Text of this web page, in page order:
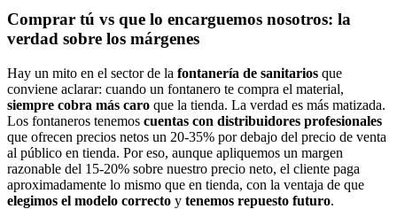
Comprar tú vs que lo encarguemos nosotros: la
verdad sobre los márgenes
Hay un mito en el sector de la fontanería de sanitarios que
conviene aclarar: cuando un fontanero te compra el material,
siempre cobra más caro que la tienda. La verdad es más matizada.
Los fontaneros tenemos cuentas con distribuidores profesionales
que ofrecen precios netos un 20-35% por debajo del precio de venta
al público en tienda. Por eso, aunque apliquemos un margen
razonable del 15-20% sobre nuestro precio neto, el cliente paga
aproximadamente lo mismo que en tienda, con la ventaja de que
elegimos el modelo correcto y tenemos repuesto futuro.